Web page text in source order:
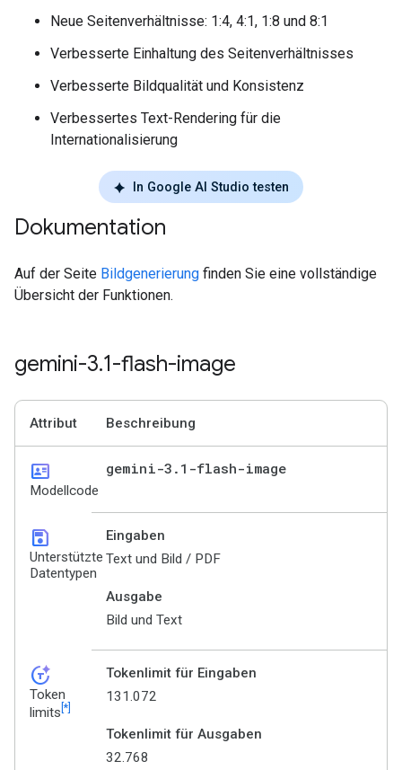
Neue Seitenverhältnisse: 1:4, 4:1, 1:8 und 8:1
Verbesserte Einhaltung des Seitenverhältnisses
Verbesserte Bildqualität und Konsistenz
Verbessertes Text-Rendering für die
Internationalisierung
In Google AI Studio testen
Dokumentation
Auf der Seite Bildgenerierung finden Sie eine vollständige
Übersicht der Funktionen.
gemini-3.1-flash-image
Attribut Beschreibung
id_card
Modellcode
gemini-3 . 1-flash-image
save
Unterstützte
Datentypen
Eingaben
Text und Bild / PDF
Ausgabe
Bild und Text
token_auto
Token
limits [*]
Tokenlimit für Eingaben
131.072
Tokenlimit für Ausgaben
32.768